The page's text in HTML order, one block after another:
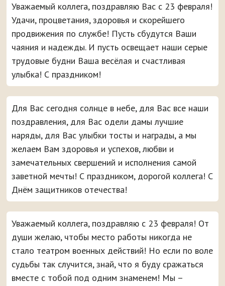
Уважаемый коллега, поздравляю Вас с 23 февраля!
Удачи, процветания, здоровья и скорейшего
продвижения по службе! Пусть сбудутся Ваши
чаяния и надежды. И пусть освещает наши серые
трудовые будни Ваша весёлая и счастливая
улыбка! С праздником!
Для Вас сегодня солнце в небе, для Вас все наши
поздравления, для Вас одели дамы лучшие
наряды, для Вас улыбки тосты и награды, а мы
желаем Вам здоровья и успехов, любви и
замечательных свершений и исполнения самой
заветной мечты! С праздником, дорогой коллега! С
Днём защитников отечества!
Уважаемый коллега, поздравляю с 23 февраля! От
души желаю, чтобы место работы никогда не
стало театром военных действий! Но если по воле
судьбы так случится, знай, что я буду сражаться
вместе с тобой под одним знаменем! Мы –